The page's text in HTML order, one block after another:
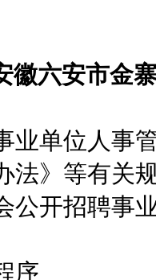
徽六安市金
位人事管
法》等有关
公开招聘事
序